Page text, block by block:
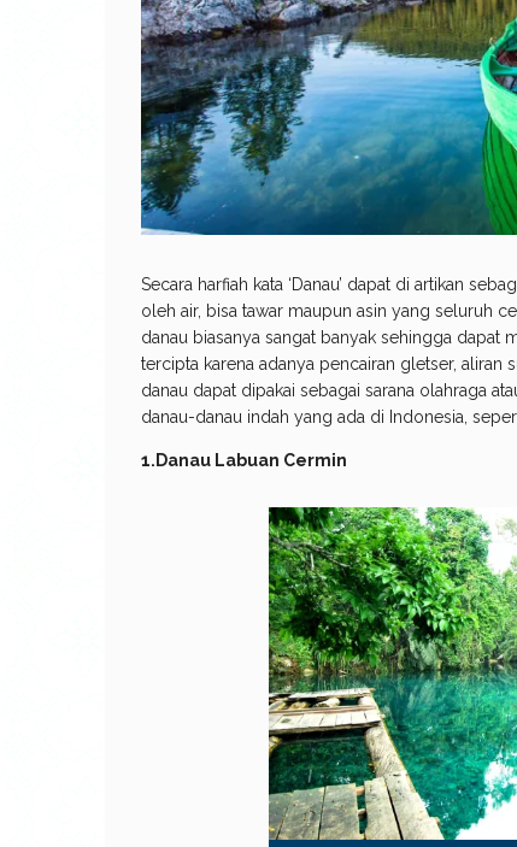
Secara harfiah kata ‘Danau’ dapat di artikan
oleh air, bisa tawar maupun asin yang seluruh
danau biasanya sangat banyak sehingga dapat
tercipta karena adanya pencairan gletser, aliran
danau dapat dipakai sebagai sarana olahraga
danau-danau indah yang ada di Indonesia,
1.Danau Labuan Cermin